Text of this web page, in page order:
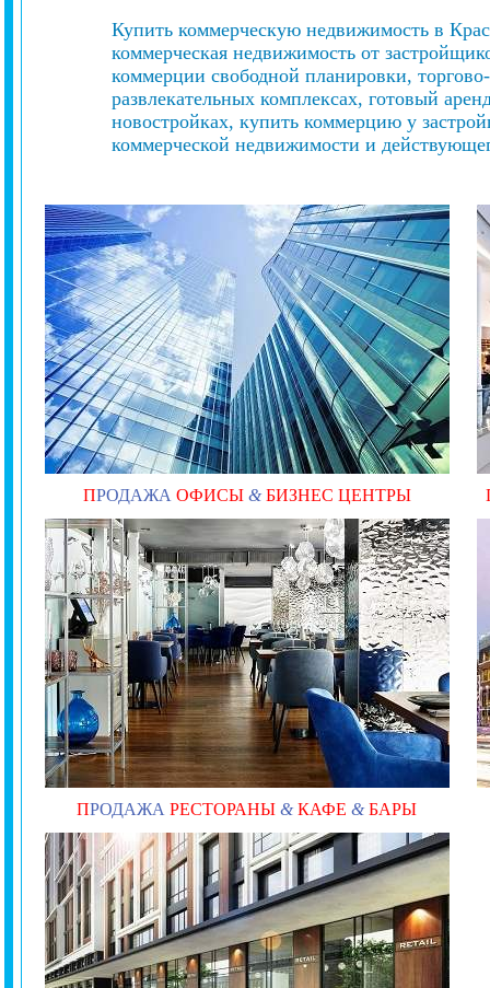
Купить коммерческую недвижимость в
коммерческая недвижимость от
коммерции свободной планировки,
развлекательных комплексах, готовый
новостройках, купить коммерцию у
коммерческой недвижимости и
ПРОДАЖА ОФИСЫ & БИЗНЕС ЦЕНТРЫ
ПРОДАЖА РЕСТОРАНЫ &КАФЕ &БАРЫ